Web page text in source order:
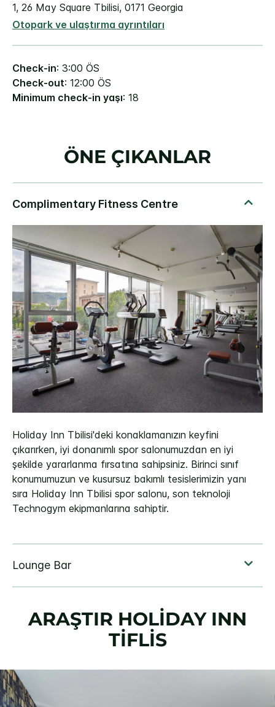
1, 26 May Square Tbilisi, 0171 Georgia
Otopark ve ulaştırma ayrıntıları
Check-in: 3:00 ÖS
Check-out: 12:00 ÖS
Minimum check-in yaşı: 18
ÖNE ÇIKANLAR
Holiday Inn Tbilisi'deki konaklamanızın keyfini
çıkarırken, iyi donanımlı spor salonumuzdan en iyi
şekilde yararlanma fırsatına sahipsiniz. Birinci sınıf
konumumuzun ve kusursuz bakımlı tesislerimizin yanı
sıra Holiday Inn Tbilisi spor salonu, son teknoloji
Technogym ekipmanlarına sahiptir.
ARAŞTIR HOLIDAY INN
TIFLIS